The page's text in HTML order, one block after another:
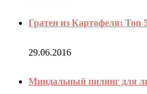
Гратен из Картофеля: Топ
29.06.2016
Миндальный пилинг для